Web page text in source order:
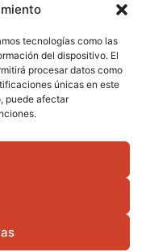
tecnologías como las
del dispositivo. El
procesar datos como
únicas en este
puede afectar
septiembre 2023
abril 2023
agosto 2022
marzo 2022
2021
julio 2021
junio 2021
enero 2021
septiembre 2020
abril 2020
2019
septiembre 2018
de privacitat